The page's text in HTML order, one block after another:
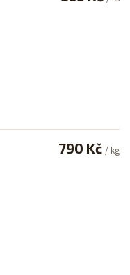
790 Kč / kg